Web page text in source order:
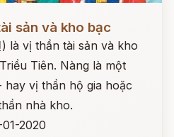
sản và kho bạc
là vị thần tài sản và kho
Tiên. Nàng là một
vị thần hộ gia hoặc
nhà kho.
01-2020